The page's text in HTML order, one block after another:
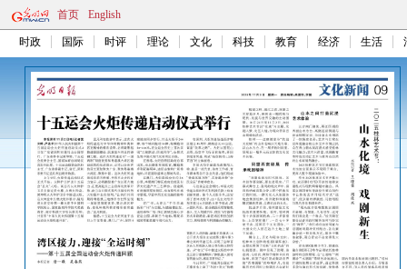
首页 English
时政 国际 时评 理论 文化 科技 教育 经济 生活